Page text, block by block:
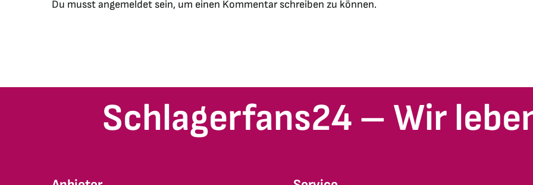
Du musstangemeldet sein, um einen Kommentar schreiben zu können.
Schlagerfans24 – Wir